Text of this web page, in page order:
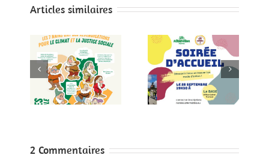
Articles similaires
Soirée d’accueil
le 28 Septembre
à la BASE
Soirée d’accueil
le 27 avril à la
BASE
2 Commentaires